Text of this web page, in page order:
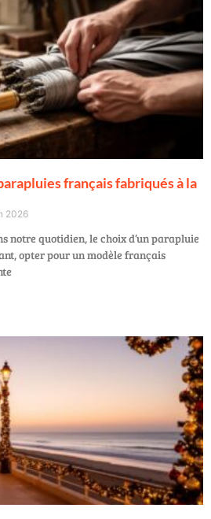
français fabriqués à la
2026
notre quotidien, le choix d’un parapluie
opter pour un modèle français